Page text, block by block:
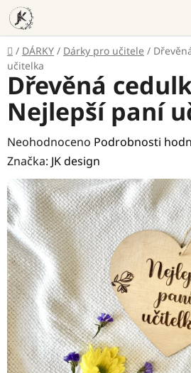
Přejít
na
obsah
Domů
/ DÁRKY / Dárky pro učitele /
učitelka
Dřevěná
Nejlepší paní
Průměrné
hodnocení
produktu
je
0,0
z
5
hvězdiček.
Neohodnoceno Podrobnosti
Značka: JK design